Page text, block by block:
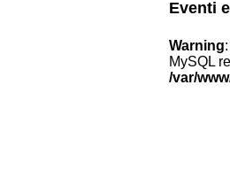
Eventi
Warning
MySQL
/var/